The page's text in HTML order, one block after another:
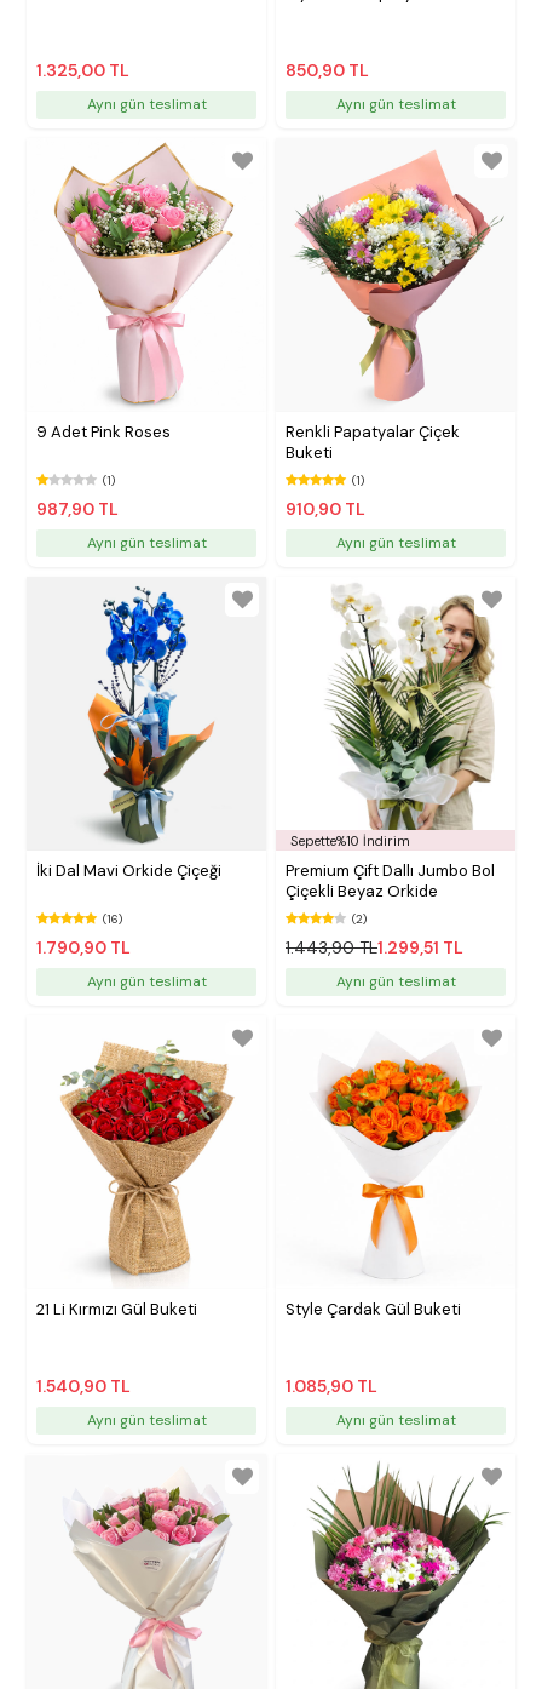
1.325,00 TL
Aynı gün teslimat
850,90 TL
Aynı gün teslimat
9 Adet Pink Roses
(1)
987,90 TL
Aynı gün teslimat
Renkli Papatyalar Çiçek
Buketi
(1)
910,90 TL
Aynı gün teslimat
İki Dal Mavi Orkide Çiçeği
(16)
1.790,90 TL
Aynı gün teslimat
Sepette%10 İndirim
Premium Çift Dallı Jumbo Bol
Çiçekli Beyaz Orkide
(2)
1.443,90 TL1.299,51 TL
Aynı gün teslimat
21 Li Kırmızı Gül Buketi
1.540,90 TL
Aynı gün teslimat
Style Çardak Gül Buketi
1.085,90 TL
Aynı gün teslimat